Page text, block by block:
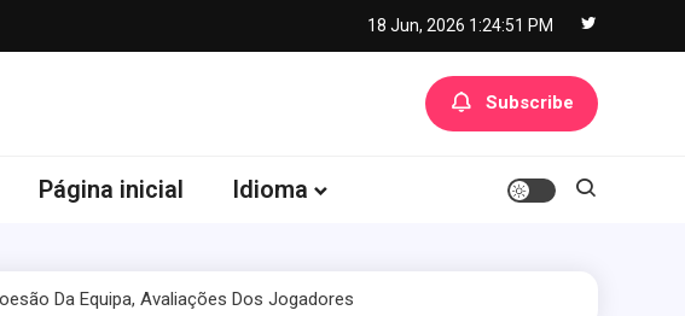
18 Jun, 2026 1:24:52 PM
Subscribe
Página inicial Idioma
Da Equipa, Avaliações Dos Jogadores